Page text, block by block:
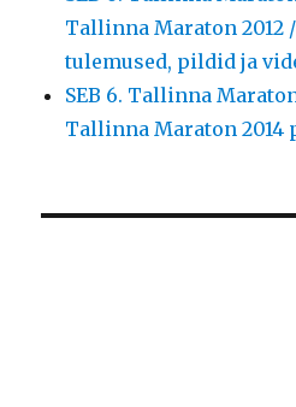
Tallinna Maraton 2012
tulemused, pildid ja
SEB 6. Tallinna
Tallinna Maraton 2014